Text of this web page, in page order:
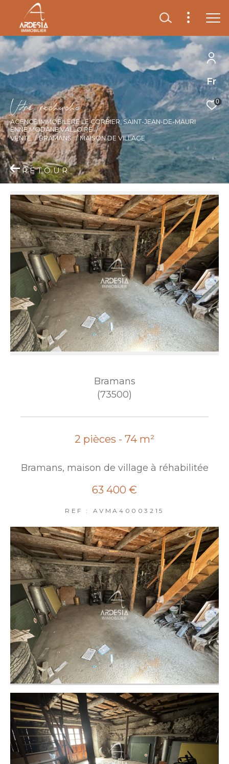
Fr
0
Vore recece
AGENCE IMMOBILÈRE LE CORBIER, SAINT-JEAN-DE-MAURI
ENNE,MODANE,VALLOIRE
VENTE
BRAMANS MAISON DE VILLAGE
RETOUR
Bramans
(73500)
2 pièces - 74 m²
Bramans, maison de village à réhabilitée
63 400 €
REF : AVMA40003215